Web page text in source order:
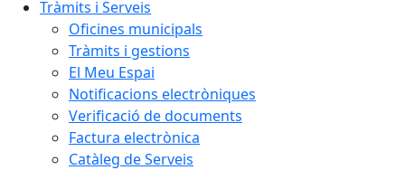
Tràmits i Serveis
Oficines municipals
Tràmits i gestions
El Meu Espai
Notificacions electròniques
Verificació de documents
Factura electrònica
Catàleg de Serveis